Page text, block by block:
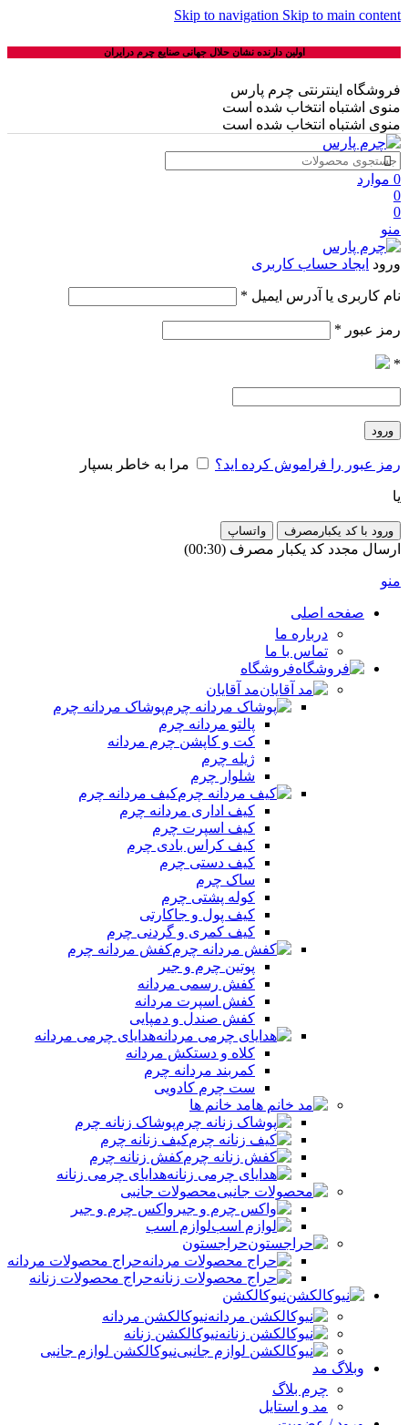
Skip to navigation Skip to main content
اولین دارنده نشان حلال جهانی صنایع چرم درایران
فروشگاه اینترنتی چرم پارس
منوی اشتباه انتخاب شده است
منوی اشتباه انتخاب شده است
0 موارد
0
0
منو
ورود ایجاد حساب کاربری
نام کاربری یا آدرس ایمیل *
رمز عبور *
*
ورود
رمز عبور را فراموش کرده اید؟ مرا به خاطر بسپار
یا
ورود با کد یکبارمصرف واتساپ
ارسال مجدد کد یکبار مصرف (00:
30
)
منو
صفحه اصلی
درباره ما
تماس با ما
فروشگاه
مد آقایان
پوشاک مردانه چرم
پالتو مردانه چرم
کت و کاپشن چرم مردانه
ژیله چرم
شلوار چرم
کیف مردانه چرم
کیف اداری مردانه چرم
کیف اسپرت چرم
کیف کراس بادی چرم
کیف دستی چرم
ساک چرم
کوله پشتی چرم
کیف پول و جاکارتی
کیف کمری و گردنی چرم
کفش مردانه چرم
پوتین چرم و جیر
کفش رسمی مردانه
کفش اسپرت مردانه
کفش صندل و دمپایی
هدایای چرمی مردانه
کلاه و دستکش مردانه
کمربند مردانه چرم
ست چرم کادویی
مد خانم ها
پوشاک زنانه چرم
کیف زنانه چرم
کفش زنانه چرم
هدایای چرمی زنانه
محصولات جانبی
واکس چرم و جیر
لوازم اسب
حراجستون
حراج محصولات مردانه
حراج محصولات زنانه
نیوکالکشن
نیوکالکشن مردانه
نیوکالکشن زنانه
نیوکالکشن لوازم جانبی
وبلاگ مد
چرم بلاگ
مد و استایل